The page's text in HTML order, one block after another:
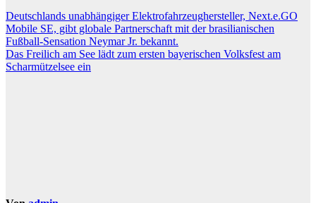
Beitragsnavigation
Deutschlands unabhängiger Elektrofahrzeughersteller, Next.e.GO
Mobile SE, gibt globale Partnerschaft mit der brasilianischen
Fußball-Sensation Neymar Jr. bekannt.
Das Freilich am See lädt zum ersten bayerischen Volksfest am
Scharmützelsee ein